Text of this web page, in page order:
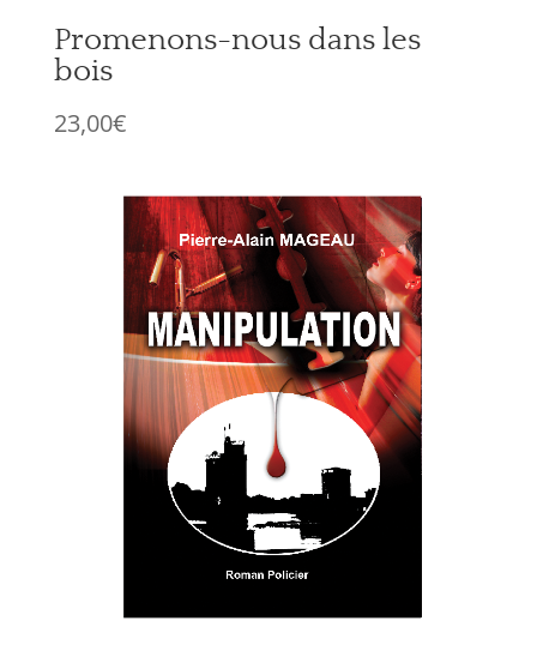
Promenons-nous dans les
bois
23,00€